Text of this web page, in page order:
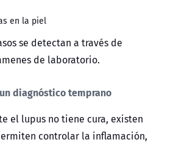
en la piel
se detectan a través de
de laboratorio.
diagnóstico temprano
el lupus no tiene cura, existen
controlar la inflamación,